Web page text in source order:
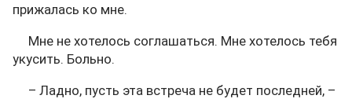
прижалась ко мне.
Мне не хотелось соглашаться. Мне хотелось тебя
укусить. Больно.
– Ладно, пусть эта встреча не будет последней, –